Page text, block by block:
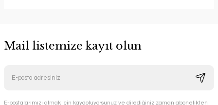
Mail listemize kayıt olun
E-postalarımızı almak için kaydoluyorsunuz ve dilediğiniz zaman abonelikten